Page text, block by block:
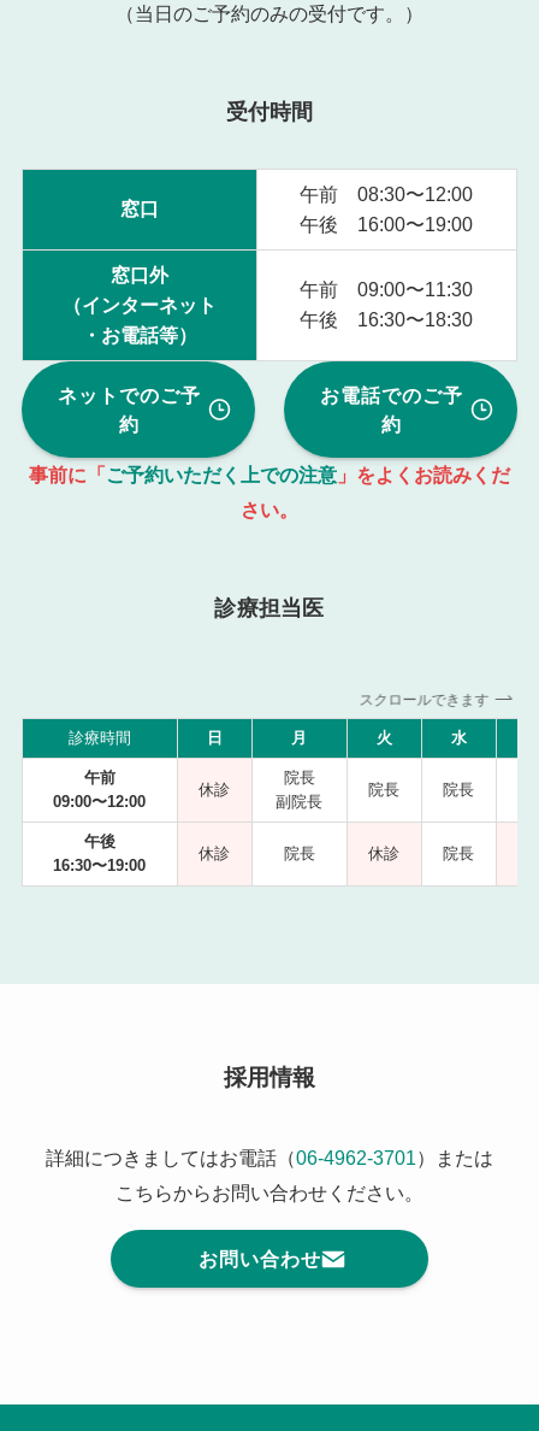
（当日のご予約のみの受付です。）
受付時間
窓口
午前 08:30〜12:00
午後 16:00〜19:00
窓口外
（インターネット
・お電話等）
午前 09:00〜11:30
午後 16:30〜18:30
ネットでのご予
約
お電話でのご予
約
事前に「ご予約いただく上での注意」をよくお読みくだ
さい。
診療担当医
スクロールできます
診療時間 日 月 火 水
午前
09:00〜12:00
休診
院長
副院長
院長 院長
午後
16:30〜19:00
休診 院長 休診 院長
採用情報
詳細につきましてはお電話（06-4962-3701）または
こちらからお問い合わせください。
お問い合わせ